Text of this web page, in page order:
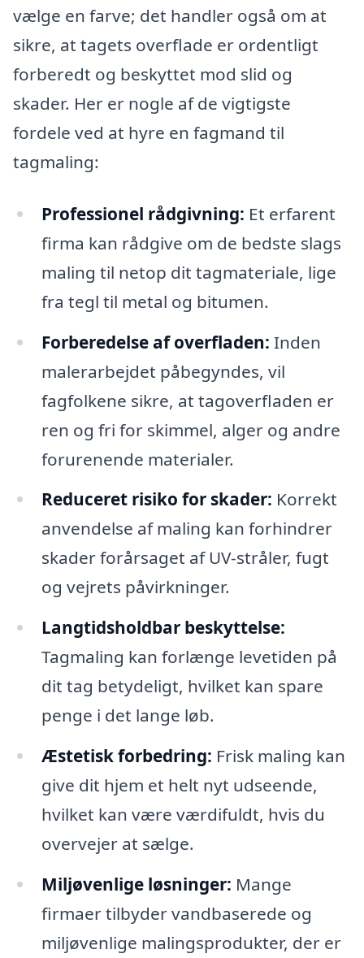
vælge en farve; det handler også om at
sikre, at tagets overflade er ordentligt
forberedt og beskyttet mod slid og
skader. Her er nogle af de vigtigste
fordele ved at hyre en fagmand til
tagmaling:
Professionel rådgivning: Et erfarent
firma kan rådgive om de bedste slags
maling til netop dit tagmateriale, lige
fra tegl til metal og bitumen.
Forberedelse af overfladen: Inden
malerarbejdet påbegyndes, vil
fagfolkene sikre, at tagoverfladen er
ren og fri for skimmel, alger og andre
forurenende materialer.
Reduceret risiko for skader: Korrekt
anvendelse af maling kan forhindrer
skader forårsaget af UV-stråler, fugt
og vejrets påvirkninger.
Langtidsholdbar beskyttelse:
Tagmaling kan forlænge levetiden på
dit tag betydeligt, hvilket kan spare
penge i det lange løb.
Æstetisk forbedring: Frisk maling kan
give dit hjem et helt nyt udseende,
hvilket kan være værdifuldt, hvis du
overvejer at sælge.
Miljøvenlige løsninger: Mange
firmaer tilbyder vandbaserede og
miljøvenlige malingsprodukter, der er